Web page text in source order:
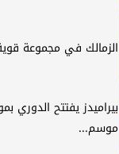
الزمالك في مجموعة
بيراميدز يفتتح الدوري
موسم...